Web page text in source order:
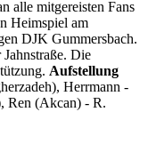
alle mitgereisten Fans
Heimspiel am
DJK Gummersbach.
Die
Aufstellung
Herrmann -
Ren (Akcan) - R.